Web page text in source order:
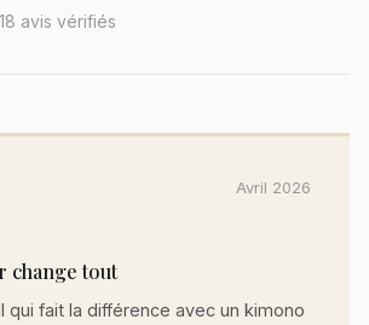
avis vérifiés
Avril 2026
change tout
qui fait la différence avec un kimono